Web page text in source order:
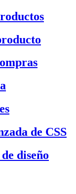
de CSS
diseño